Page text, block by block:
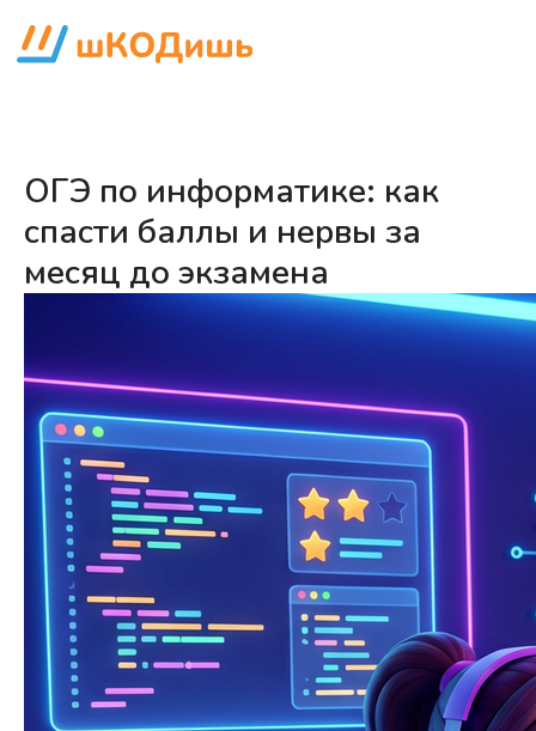
ОГЭ по информатике: как
спасти баллы и нервы за
месяц до экзамена